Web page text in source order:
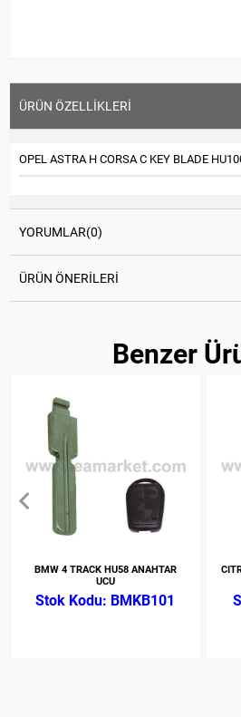
ÜRÜN ÖZELLIKLERI
OPEL ASTRA H CORSA C KEY BLADE
YORUMLAR(0)
ÜRÜN ÖNERILERI
Benzer
BMW 4 TRACK HU58 ANAHTAR
UCU
BMKB101